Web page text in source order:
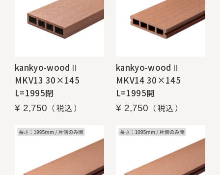
kankyo-woodⅡ
MKV13 30×145
L=1995閉
¥ 2,750 税込
kankyo-woodⅡ
MKV14 30×145
L=1995開
¥ 2,750 税込